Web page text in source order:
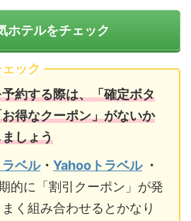
ホテルをチェック
ック
約する際は、「確定ボタ
得なクーポン」がないか
しょう
ベル・ Yahooトラベル・
的に「割引クーポン」が発
く組み合わせるとかなり